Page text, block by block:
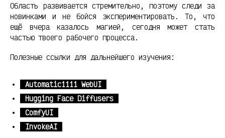
Область развивается стремительно, поэтому следи за
новинками и не бойся экспериментировать. То, что
ещё вчера казалось магией, сегодня может стать
частью твоего рабочего процесса.
Полезные ссылки для дальнейшего изучения:
Automatic1111 WebUI
Hugging Face Diffusers
ComfyUI
InvokeAI